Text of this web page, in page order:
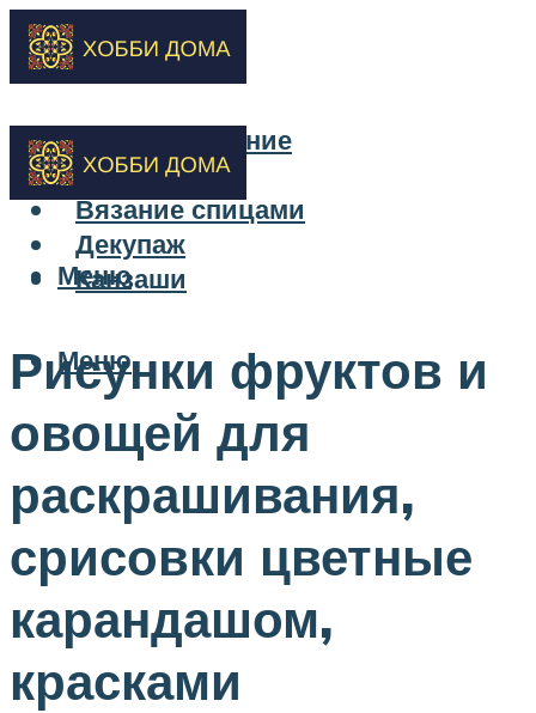
Бисероплетение
Вышивка
Вязание спицами
Декупаж
Канзаши
Меню
Меню
Рисунки фруктов и
овощей для
раскрашивания,
срисовки цветные
карандашом,
красками